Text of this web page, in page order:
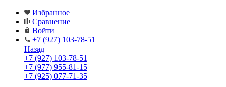
Избранное
Сравнение
Войти
+7 (927) 103-78-51
Назад
+7 (927) 103-78-51
+7 (977) 955-81-15
+7 (925) 077-71-35